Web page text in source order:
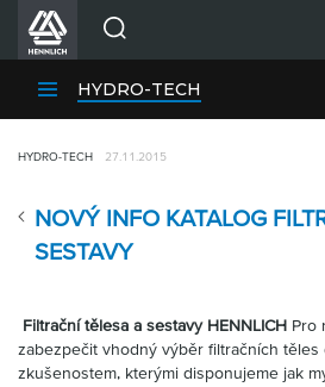
Divize HENNLICH
Aktuality
Kariéra
Kontakty
CS
HYDRO-TECH
NOVÝ INFO KATALOG
SESTAVY
HYDRO-TECH 27.11.2015
Filtrační tělesa a sestavy HENNLICH Pro
zabezpečit vhodný výběr filtračních těles
zkušenostem, kterými disponujeme jak